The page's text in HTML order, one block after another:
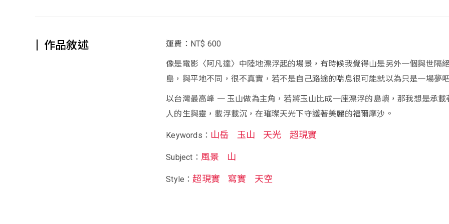
作品敘述 運費：NT$ 600
像是電影〈阿凡達〉中陸地漂浮起的場景，有時候我覺得山是另外一個與世隔
島，與平地不同，很不真實，若不是自己路途的喘息很可能就以為只是一場夢
以台灣最高峰 一 玉山做為主角，若將玉山比成一座漂浮的島嶼，那我想是承載
人的生與靈，載浮載沉，在璀璨天光下守護著美麗的福爾摩沙。
Keywords： 山岳 玉山 天光 超現實
Subject： 風景 山
Style：超現實 寫實 天空